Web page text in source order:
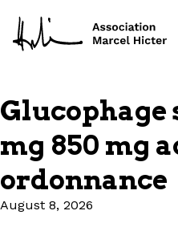
Glucophage
mg 850 mg
ordonnance
August 8, 2026